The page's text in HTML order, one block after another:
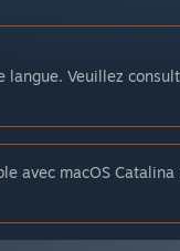
langue. Veuillez
avec macOS